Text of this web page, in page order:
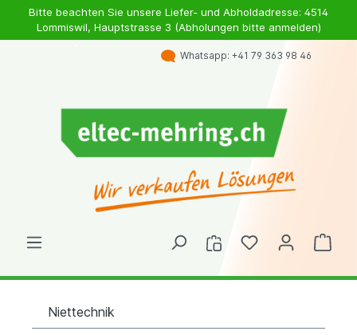
Bitte beachten Sie unsere Liefer- und Abholdadresse: 4514
Lommiswil, Hauptstrasse 3 (Abholungen bitte anmelden)
Whatsapp: +41 79 363 98 46
Niettechnik